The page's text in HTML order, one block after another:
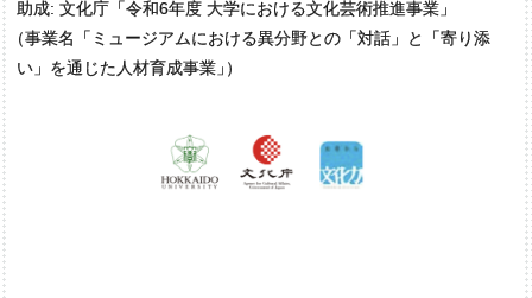
助成: 文化庁「令和6年度 大学における文化芸術推進事業」
（事業名「ミュージアムにおける異分野との「対話」と「寄り添
い」を通じた人材育成事業 」 ）